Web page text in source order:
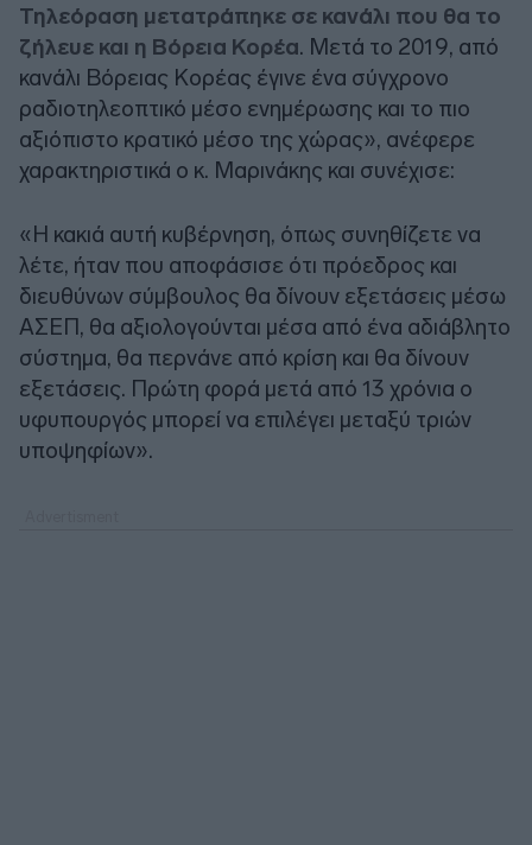
Τηλεόραση μετατράπηκε σε κανάλι που θα το
ζήλευε και η Βόρεια Κορέα. Μετά το 2019, από
κανάλι Βόρειας Κορέας έγινε ένα σύγχρονο
ραδιοτηλεοπτικό μέσο ενημέρωσης και το πιο
αξιόπιστο κρατικό μέσο της χώρας», ανέφερε
χαρακτηριστικά ο κ. Μαρινάκης και συνέχισε:
«Η κακιά αυτή κυβέρνηση, όπως συνηθίζετε να
λέτε, ήταν που αποφάσισε ότι πρόεδρος και
διευθύνων σύμβουλος θα δίνουν εξετάσεις μέσω
ΑΣΕΠ, θα αξιολογούνται μέσα από ένα αδιάβλητο
σύστημα, θα περνάνε από κρίση και θα δίνουν
εξετάσεις. Πρώτη φορά μετά από 13 χρόνια ο
υφυπουργός μπορεί να επιλέγει μεταξύ τριών
υποψηφίων».